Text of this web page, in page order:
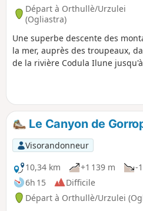
Départ à Orthullè/Urzulei
(Ogliastra)
Une superbe descente des
la mer, auprès des troupeaux,
de la rivière Codula Ilune
Le Canyon de
Visorandonneur
10,34 km
+1 139 m
-
6h 15
Difficile
Départ à Orthullè/Urzulei